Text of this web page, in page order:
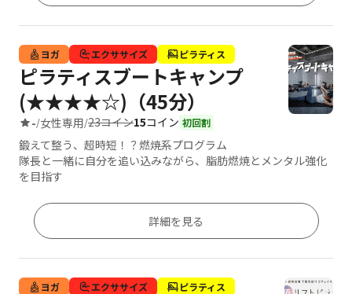
ヨガ エクササイズ ピラティス
ピラティスブートキャンプ
(★★★★☆)（45分）
-/女性専用/23コイン15コイン 初回割
鍛えて整う、超時短！？燃焼系プログラム
隊長と一緒に自分を追い込みながら、脂肪燃焼とメンタル強化
を目指す
詳細を見る
ヨガ エクササイズ ピラティス